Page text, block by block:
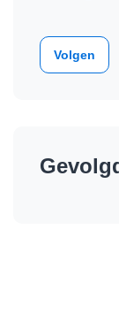
Volgen